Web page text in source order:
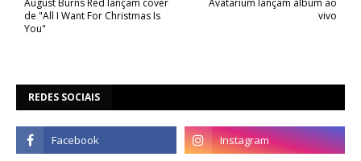
Avatarium lançam álbum ao
vivo
August Burns Red lançam cover
de "All I Want For Christmas Is
You"
REDES SOCIAIS